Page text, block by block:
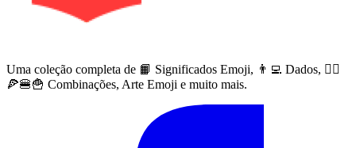
Uma coleção completa de 📙 Significados Emoji, 👨‍💻 Dados, 🙅‍♀️
🍕🍔🍟 Combinações, Arte Emoji e muito mais.